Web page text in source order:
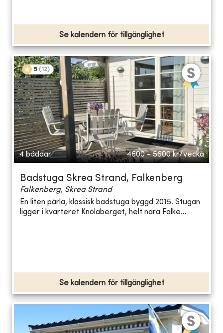
Se kalendern för tillgänglighet
5 (12)
4 bäddar 4600 - 5600 kr/vecka
Badstuga Skrea Strand, Falkenberg
Falkenberg, Skrea Strand
En liten pärla, klassisk badstuga byggd 2015. Stugan
ligger i kvarteret Knölaberget, helt nära Falke...
Se kalendern för tillgänglighet